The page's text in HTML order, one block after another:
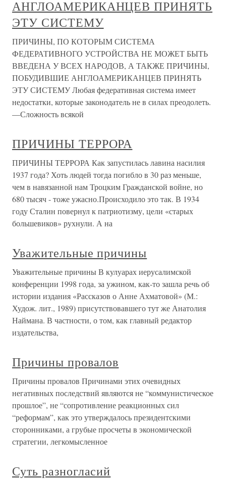
АНГЛОАМЕРИКАНЦЕВ ПРИНЯТЬ
ЭТУ СИСТЕМУ
ПРИЧИНЫ, ПО КОТОРЫМ СИСТЕМА
ФЕДЕРАТИВНОГО УСТРОЙСТВА НЕ МОЖЕТ БЫТЬ
ВВЕДЕНА У ВСЕХ НАРОДОВ, А ТАКЖЕ ПРИЧИНЫ,
ПОБУДИВШИЕ АНГЛОАМЕРИКАНЦЕВ ПРИНЯТЬ
ЭТУ СИСТЕМУ Любая федеративная система имеет
недостатки, которые законодатель не в силах преодолеть.
—Сложность всякой
ПРИЧИНЫ ТЕРРОРА
ПРИЧИНЫ ТЕРРОРА Как запустилась лавина насилия
1937 года? Хоть людей тогда погибло в 30 раз меньше,
чем в навязанной нам Троцким Гражданской войне, но
680 тысяч - тоже ужасно.Происходило это так. В 1934
году Сталин повернул к патриотизму, цели «старых
большевиков» рухнули. А на
Уважительные причины
Уважительные причины В кулуарах иерусалимской
конференции 1998 года, за ужином, как-то зашла речь об
истории издания «Рассказов о Анне Ахматовой» (М.:
Худож. лит., 1989) присутствовавшего тут же Анатолия
Наймана. В частности, о том, как главный редактор
издательства,
Причины провалов
Причины провалов Причинами этих очевидных
негативных последствий являются не “коммунистическое
прошлое”, не “сопротивление реакционных сил
“реформам”, как это утверждалось президентскими
сторонниками, а грубые просчеты в экономической
стратегии, легкомысленное
Суть разногласий